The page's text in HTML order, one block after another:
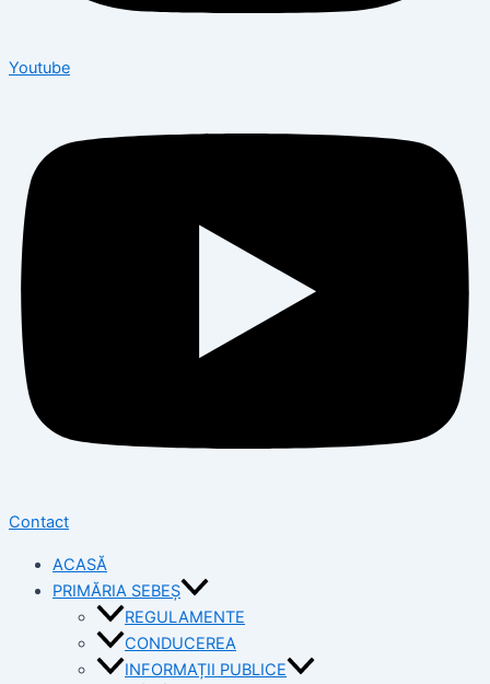
Youtube
Contact
ACASĂ
PRIMĂRIA SEBEȘ
REGULAMENTE
CONDUCEREA
INFORMAȚII PUBLICE